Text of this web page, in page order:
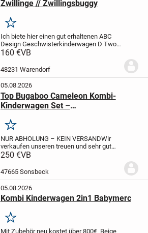
Zwillinge // Zwillingsbuggy
Merken
Ich biete hier einen gut erhaltenen ABC
Design Geschwisterkinderwagen D Two
in einem schönen Grünton in einem super
hat uns treue Dienste geleistet. Dieser...
160 €VB
48231 Warendorf
05.08.2026
Top Bugaboo Cameleon Kombi-
Kinderwagen Set –
gewaschen!
Merken
NUR ABHOLUNG – KEIN VERSANDWir
verkaufen unseren treuen und sehr gut
erhaltenen Bugaboo Cameleon Kombi-
Farbkombination Schwarz/Grau.
ist perfekt als Erstausstattu...
250 €VB
47665 Sonsbeck
05.08.2026
Kombi Kinderwagen 2in1 Babymerc
Merken
Mit Zubehör neu kostet über 800€ Beige